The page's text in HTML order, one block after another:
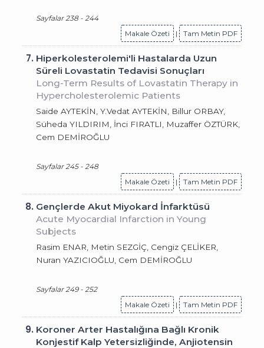
Sayfalar 238 - 244
Makale Özeti
| Tam Metin PDF
7. Hiperkolesterolemi'li Hastalarda Uzun
Süreli Lovastatin Tedavisi Sonuçları
Long-Term Results of Lovastatin Therapy in
Hypercholesterolemic Patients
Saide AYTEKİN, Y.Vedat AYTEKİN, Billur ORBAY,
Süheda YILDIRIM, İnci FIRATLI, Muzaffer ÖZTÜRK,
Cem DEMİROĞLU
Sayfalar 245 - 248
Makale Özeti
| Tam Metin PDF
8. Gençlerde Akut Miyokard İnfarktüsü
Acute Myocardial Infarction in Young
Subjects
Rasim ENAR, Metin SEZGİÇ, Cengiz ÇELİKER,
Nuran YAZICIOĞLU, Cem DEMİROĞLU
Sayfalar 249 - 252
Makale Özeti
| Tam Metin PDF
9. Koroner Arter Hastalığına Bağlı Kronik
Konjestif Kalp Yetersizliğinde, Anjiotensin